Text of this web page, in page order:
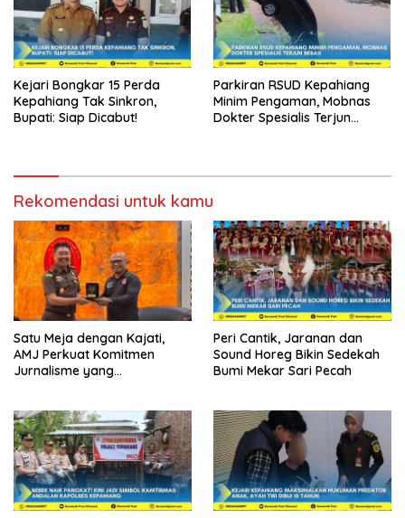
Kejari Bongkar 15 Perda
Kepahiang Tak Sinkron,
Bupati: Siap Dicabut!
Parkiran RSUD Kepahiang
Minim Pengaman, Mobnas
Dokter Spesialis Terjun
Rekomendasi untuk kamu
Satu Meja dengan Kajati,
AMJ Perkuat Komitmen
Jurnalisme yang
Peri Cantik, Jaranan dan
Sound Horeg Bikin Sedekah
Bumi Mekar Sari Pecah